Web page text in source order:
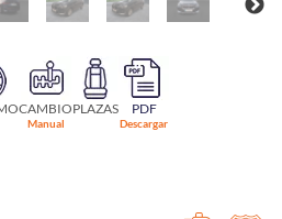
CAMBIO
Manual
PLAZAS PDF
Descargar